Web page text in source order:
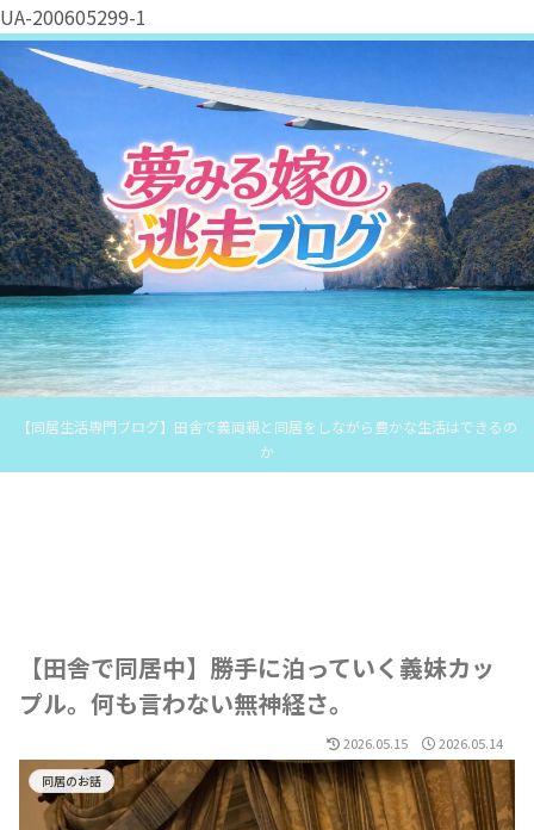
UA-200605299-1
【同居生活専門ブログ】田舎で義両親と同居をしながら豊かな生活はできるの
か
【田舎で同居中】勝手に泊っていく義妹カッ
プル。何も言わない無神経さ。
2026.05.15 2026.05.14
同居のお話